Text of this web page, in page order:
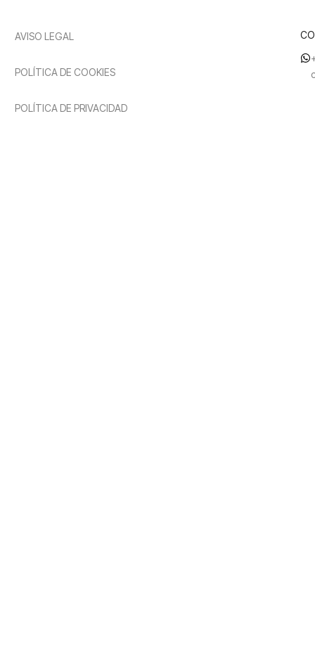
AVISO LEGAL
POLÍTICA DE COOKIES
POLÍTICA DE PRIVACIDAD